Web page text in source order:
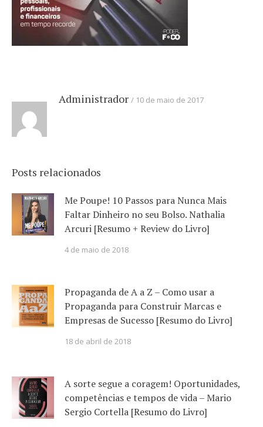
Administrador 10 de maio de 2017
Posts relacionados
Me Poupe! 10 Passos para Nunca Mais
Faltar Dinheiro no seu Bolso. Nathalia
Arcuri [Resumo + Review do Livro]
4 de maio de 2018
Propaganda de A a Z – Como usar a
Propaganda para Construir Marcas e
Empresas de Sucesso [Resumo do Livro]
18 de abril de 2018
A sorte segue a coragem! Oportunidades,
competências e tempos de vida – Mario
Sergio Cortella [Resumo do Livro]